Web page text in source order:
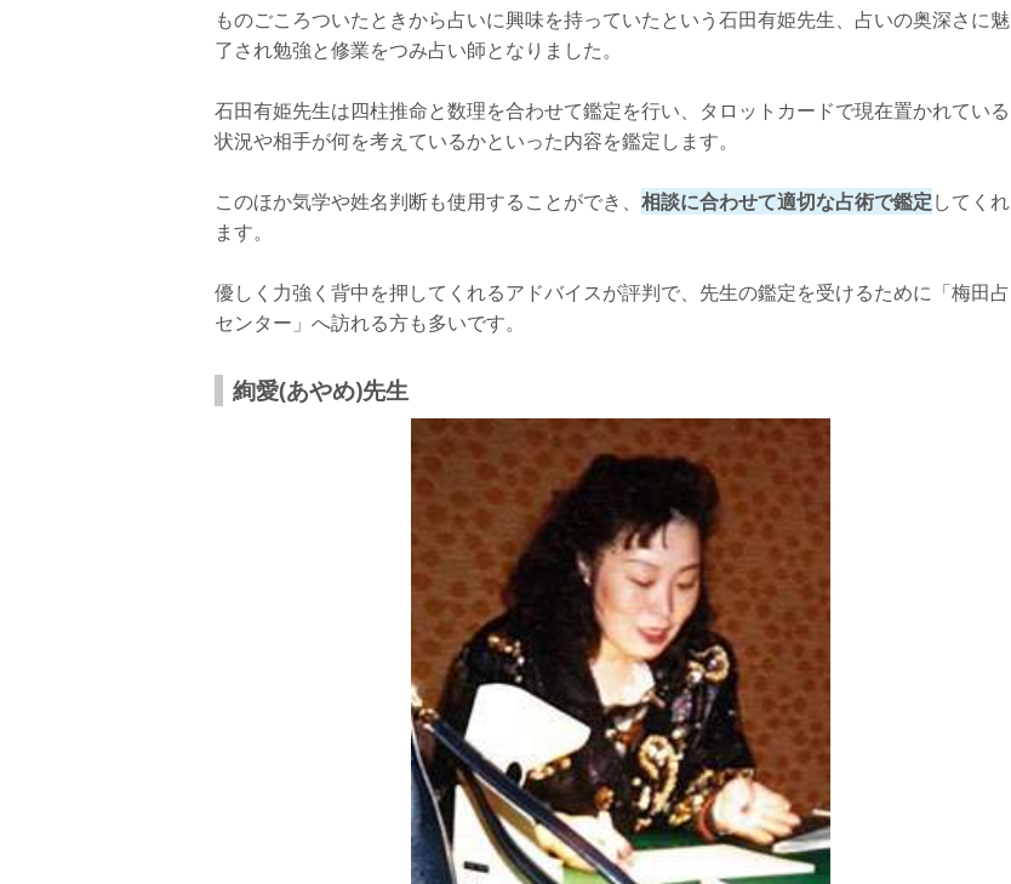
ものごころついたときから占いに興味を持っていたという石田有姫先生、占いの奥深さに魅
了され勉強と修業をつみ占い師となりました。
石田有姫先生は四柱推命と数理を合わせて鑑定を行い、タロットカードで現在置かれている
状況や相手が何を考えているかといった内容を鑑定します。
このほか気学や姓名判断も使用することができ、 相談に合わせて適切な占術で鑑定してくれ
ます。
優しく力強く背中を押してくれるアドバイスが評判で、先生の鑑定を受けるために「梅田占
センター」へ訪れる方も多いです。
絢愛(あやめ)先生